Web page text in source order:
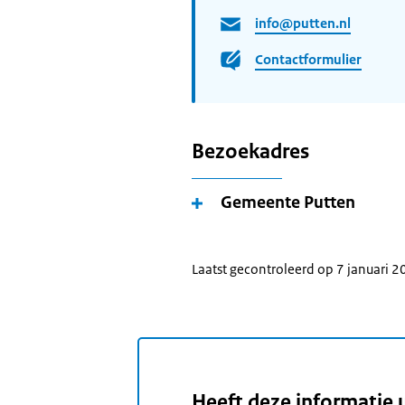
info@putten.nl
Contactformulier
Bezoekadres
Gemeente Putten
Laatst gecontroleerd op 7 januari